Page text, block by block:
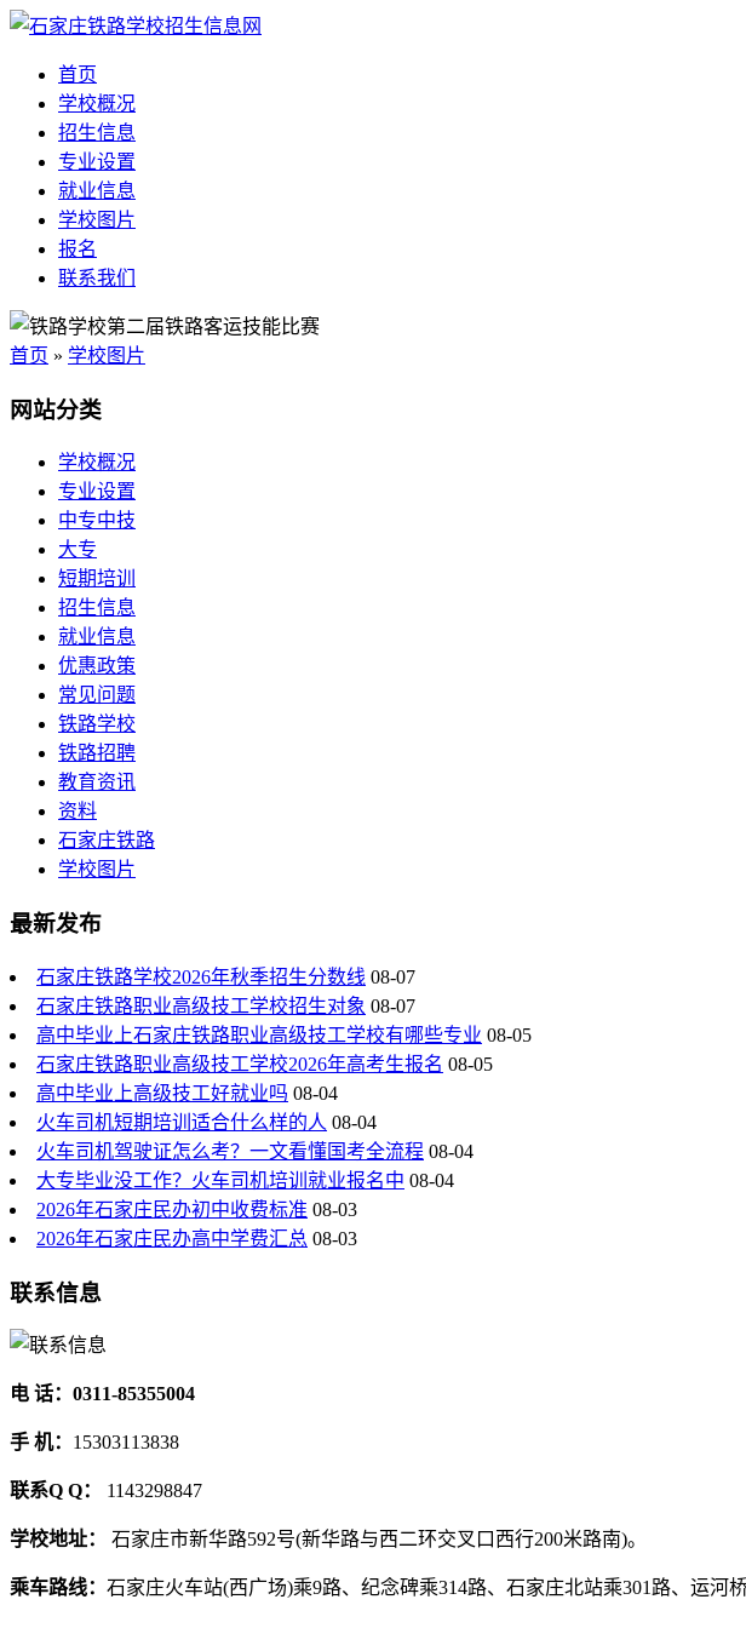
首页
学校概况
招生信息
专业设置
就业信息
学校图片
报名
联系我们
首页 » 学校图片
网站分类
学校概况
专业设置
中专中技
大专
短期培训
招生信息
就业信息
优惠政策
常见问题
铁路学校
铁路招聘
教育资讯
资料
石家庄铁路
学校图片
最新发布
石家庄铁路学校2026年秋季招生分数线 08-07
石家庄铁路职业高级技工学校招生对象 08-07
高中毕业上石家庄铁路职业高级技工学校有哪些专业 08-05
石家庄铁路职业高级技工学校2026年高考生报名 08-05
高中毕业上高级技工好就业吗 08-04
火车司机短期培训适合什么样的人 08-04
火车司机驾驶证怎么考？一文看懂国考全流程 08-04
大专毕业没工作？火车司机培训就业报名中 08-04
2026年石家庄民办初中收费标准 08-03
2026年石家庄民办高中学费汇总 08-03
联系信息
电 话：0311-85355004
手 机： 15303113838
联系Q Q： 1143298847
学校地址： 石家庄市新华路592号(新华路与西二环交叉口西行200米路南)。
乘车路线： 石家庄火车站(西广场)乘9路、纪念碑乘314路、石家庄北站乘301路、运河